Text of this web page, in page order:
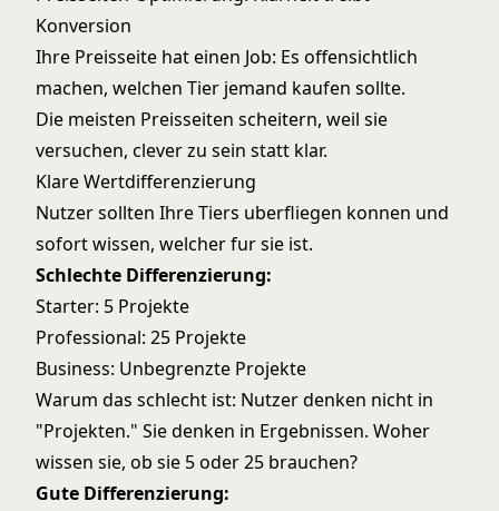
Konversion
Ihre Preisseite hat einen Job: Es offensichtlich
machen, welchen Tier jemand kaufen sollte.
Die meisten Preisseiten scheitern, weil sie
versuchen, clever zu sein statt klar.
Klare Wertdifferenzierung
Nutzer sollten Ihre Tiers uberfliegen konnen und
sofort wissen, welcher fur sie ist.
Schlechte Differenzierung:
Starter: 5 Projekte
Professional: 25 Projekte
Business: Unbegrenzte Projekte
Warum das schlecht ist: Nutzer denken nicht in
"Projekten." Sie denken in Ergebnissen. Woher
wissen sie, ob sie 5 oder 25 brauchen?
Gute Differenzierung: